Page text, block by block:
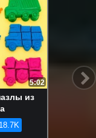
5:02
из
18.7K